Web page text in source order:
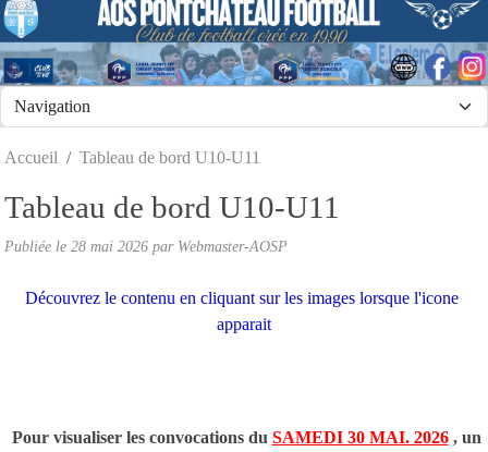
Accueil Tableau de bord U10-U11
Tableau de bord U10-U11
Publiée le 28 mai 2026 par Webmaster-AOSP
Découvrez le contenu en cliquant sur les images lorsque l'icone
apparait
Pour visualiser les convocations du SAMEDI 30 MAI. 2026 , un
Panneau de gestion des cookies